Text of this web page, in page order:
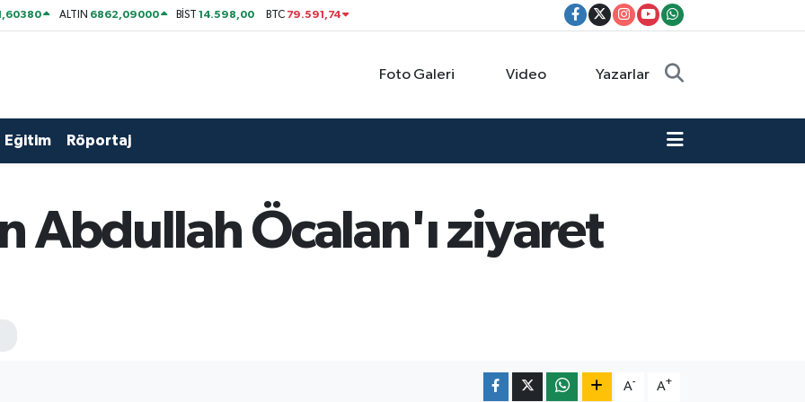
ALTIN 6862,09000 BİST14.598,00 BTC 79.591,74
Foto Galeri Video Yazarlar
Eğitim Röportaj
Abdullah Öcalan'ı ziyaret
A- A+